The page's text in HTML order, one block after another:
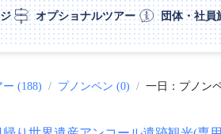
オプショナルツアー 団体・社員
(188) プノンペン (0) 一日：プノン